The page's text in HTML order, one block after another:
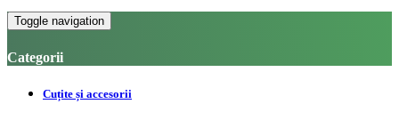
Toggle navigation
Categorii
Cuțite și accesorii